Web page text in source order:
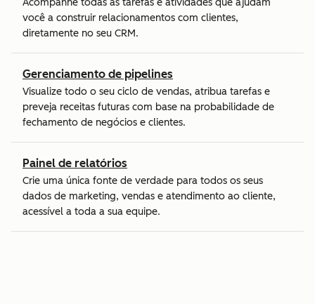
Acompanhe todas as tarefas e atividades que ajudam
você a construir relacionamentos com clientes,
diretamente no seu CRM.
Gerenciamento de pipelines
Visualize todo o seu ciclo de vendas, atribua tarefas e
preveja receitas futuras com base na probabilidade de
fechamento de negócios e clientes.
Painel de relatórios
Crie uma única fonte de verdade para todos os seus
dados de marketing, vendas e atendimento ao cliente,
acessível a toda a sua equipe.